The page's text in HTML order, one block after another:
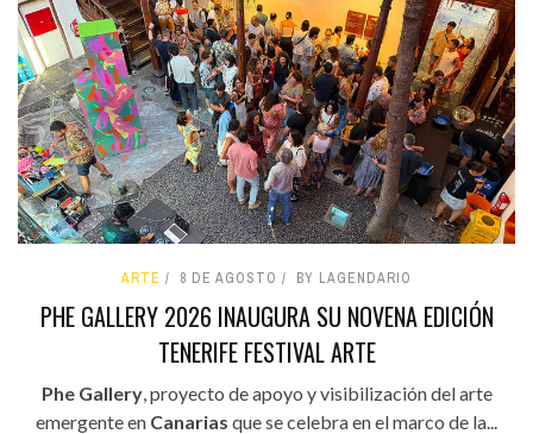
ARTE 8 DE AGOSTO BY LAGENDARIO
PHE GALLERY 2026 INAUGURA SU NOVENA EDICIÓN
TENERIFE FESTIVAL ARTE
Phe Gallery, proyecto de apoyo y visibilización del arte
emergente en Canarias que se celebra en el marco de la...